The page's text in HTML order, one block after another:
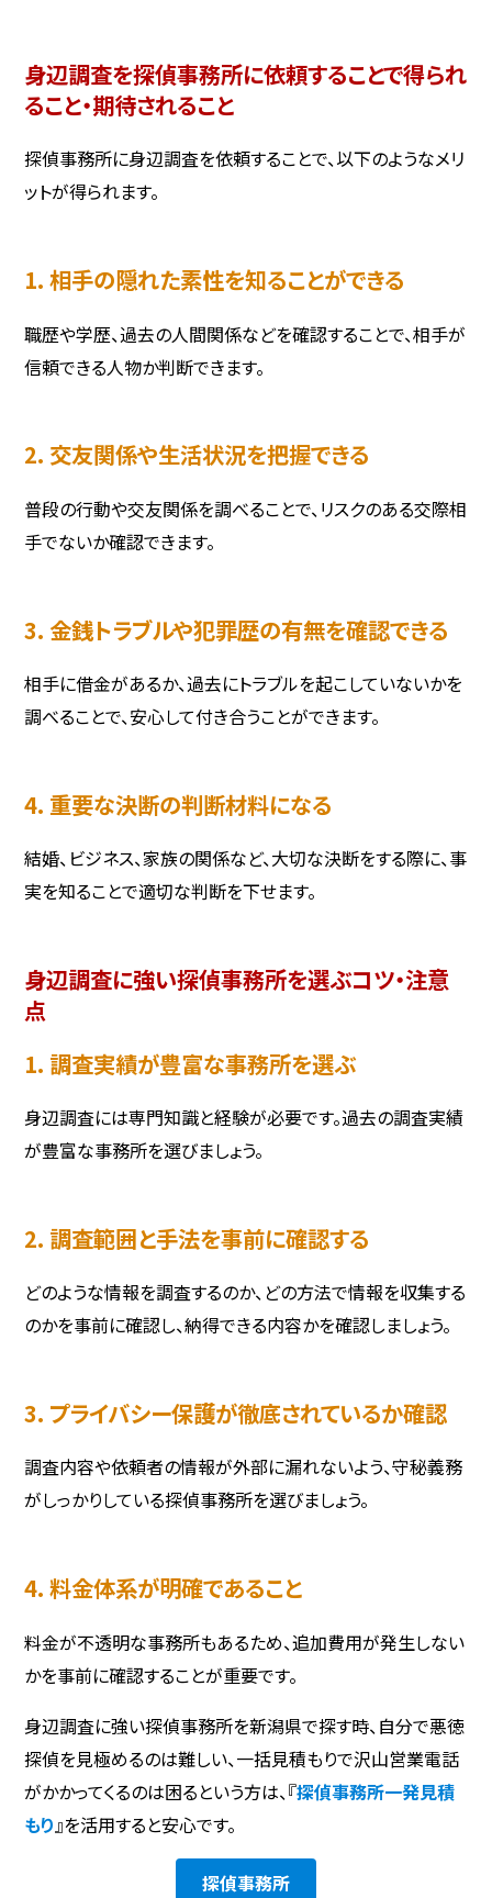
身辺調査を探偵事務所に依頼することで得られ
ること・期待されること
探偵事務所に身辺調査を依頼することで、以下のようなメリ
ットが得られます。
1. 相手の隠れた素性を知ることができる
職歴や学歴、過去の人間関係などを確認することで、相手が
信頼できる人物か判断できます。
2. 交友関係や生活状況を把握できる
普段の行動や交友関係を調べることで、リスクのある交際相
手でないか確認できます。
3. 金銭トラブルや犯罪歴の有無を確認できる
相手に借金があるか、過去にトラブルを起こしていないかを
調べることで、安心して付き合うことができます。
4. 重要な決断の判断材料になる
結婚、ビジネス、家族の関係など、大切な決断をする際に、事
実を知ることで適切な判断を下せます。
身辺調査に強い探偵事務所を選ぶコツ・注意
点
1. 調査実績が豊富な事務所を選ぶ
身辺調査には専門知識と経験が必要です。過去の調査実績
が豊富な事務所を選びましょう。
2. 調査範囲と手法を事前に確認する
どのような情報を調査するのか、どの方法で情報を収集する
のかを事前に確認し、納得できる内容かを確認しましょう。
3. プライバシー保護が徹底されているか確認
調査内容や依頼者の情報が外部に漏れないよう、守秘義務
がしっかりしている探偵事務所を選びましょう。
4. 料金体系が明確であること
料金が不透明な事務所もあるため、追加費用が発生しない
かを事前に確認することが重要です。
身辺調査に強い探偵事務所を新潟県で探す時、自分で悪徳
探偵を見極めるのは難しい、一括見積もりで沢山営業電話
がかかってくるのは困るという方は、『探偵事務所一発見積
もり 』を活用すると安心です。
探偵事務所